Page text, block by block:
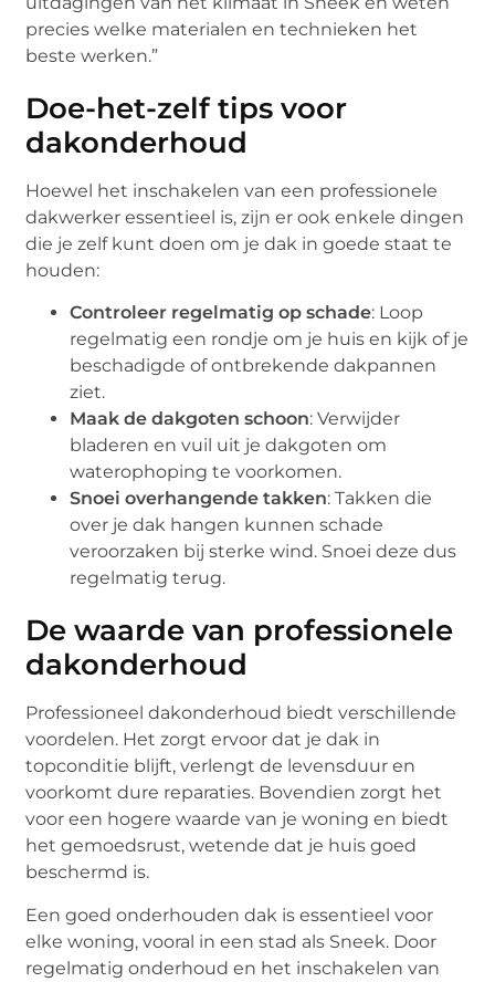
precies welke materialen en technieken het
beste werken.”
Doe-het-zelf tips voor
dakonderhoud
Hoewel het inschakelen van een professionele
dakwerker essentieel is, zijn er ook enkele dingen
die je zelf kunt doen om je dak in goede staat te
houden:
Controleer regelmatig op schade: Loop
regelmatig een rondje om je huis en kijk of je
beschadigde of ontbrekende dakpannen
ziet.
Maak de dakgoten schoon: Verwijder
bladeren en vuil uit je dakgoten om
waterophoping te voorkomen.
Snoei overhangende takken: Takken die
over je dak hangen kunnen schade
veroorzaken bij sterke wind. Snoei deze dus
regelmatig terug.
De waarde van professionele
dakonderhoud
Professioneel dakonderhoud biedt verschillende
voordelen. Het zorgt ervoor dat je dak in
topconditie blijft, verlengt de levensduur en
voorkomt dure reparaties. Bovendien zorgt het
voor een hogere waarde van je woning en biedt
het gemoedsrust, wetende dat je huis goed
beschermd is.
Een goed onderhouden dak is essentieel voor
elke woning, vooral in een stad als Sneek. Door
regelmatig onderhoud en het inschakelen van